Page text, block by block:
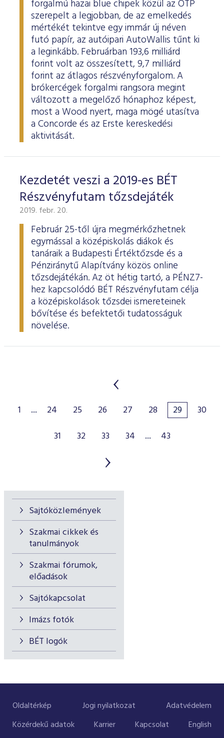
Sajtóközlemények
Szakmai cikkek és
tanulmányok
Szakmai fórumok,
előadások
Sajtókapcsolat
Imázs fotók
BÉT logók
forgalmú hazai blue chipek közül az OTP
szerepelt a legjobban, de az emelkedés
mértékét tekintve egy immár új néven
futó papír, az autóipari AutoWallis tűnt ki
a leginkább. Februárban 193,6 milliárd
forint volt az összesített, 9,7 milliárd
forint az átlagos részvényforgalom. A
brókercégek forgalmi rangsora megint
változott a megelőző hónaphoz képest,
most a Wood nyert, maga mögé utasítva
a Concorde és az Erste kereskedési
aktivitását.
Kezdetét veszi a 2019-es BÉT
Részvényfutam tőzsdejáték
2019. febr. 20.
Február 25-től újra megmérkőzhetnek
egymással a középiskolás diákok és
tanáraik a Budapesti Értéktőzsde és a
Pénziránytű Alapítvány közös online
tőzsdejátékán. Az öt hétig tartó, a PÉNZ7-
hez kapcsolódó BÉT Részvényfutam célja
a középiskolások tőzsdei ismereteinek
bővítése és befektetői tudatosságuk
növelése.
1 ... 24 25 26 27 28 29
30
31
32 33 34 ... 43
Oldaltérkép Jogi nyilatkozat
Adatvédelem
Közérdekű adatok
Karrier Kapcsolat English